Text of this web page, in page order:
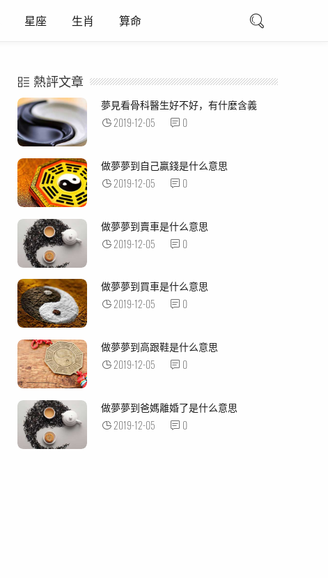
星座 生肖 算命
熱評文章
夢見看骨科醫生好不好，有什麼含義
2019-12-05 0
做夢夢到自己贏錢是什么意思
2019-12-05 0
做夢夢到賣車是什么意思
2019-12-05 0
做夢夢到買車是什么意思
2019-12-05 0
做夢夢到高跟鞋是什么意思
2019-12-05 0
做夢夢到爸媽離婚了是什么意思
2019-12-05 0